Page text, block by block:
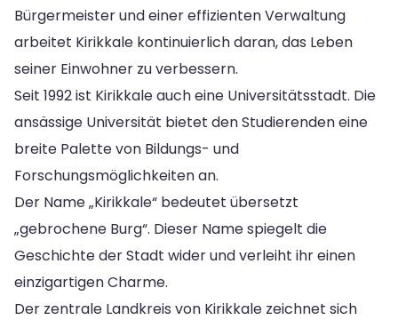
Bürgermeister und einer effizienten Verwaltung
arbeitet Kirikkale kontinuierlich daran, das Leben
seiner Einwohner zu verbessern.
Seit 1992 ist Kirikkale auch eine Universitätsstadt. Die
ansässige Universität bietet den Studierenden eine
breite Palette von Bildungs- und
Forschungsmöglichkeiten an.
Der Name „Kirikkale“ bedeutet übersetzt
„gebrochene Burg“. Dieser Name spiegelt die
Geschichte der Stadt wider und verleiht ihr einen
einzigartigen Charme.
Der zentrale Landkreis von Kirikkale zeichnet sich